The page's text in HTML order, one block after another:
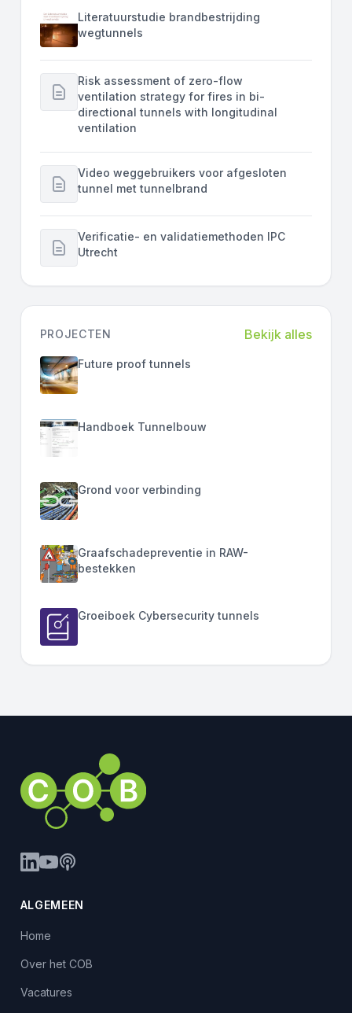
Literatuurstudie brandbestrijding
wegtunnels
Risk assessment of zero-flow
ventilation strategy for fires in bi-
directional tunnels with longitudinal
ventilation
Video weggebruikers voor afgesloten
tunnel met tunnelbrand
Verificatie- en validatiemethoden IPC
Utrecht
PROJECTEN Bekijk alles
Future proof tunnels
Handboek Tunnelbouw
Grond voor verbinding
Graafschadepreventie in RAW-
bestekken
Groeiboek Cybersecurity tunnels
ALGEMEEN
Home
Over het COB
Vacatures